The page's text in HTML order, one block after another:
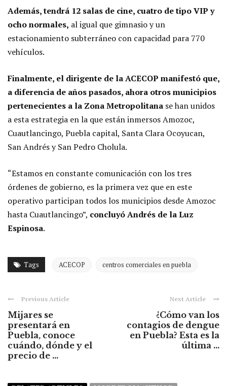
Además, tendrá 12 salas de cine, cuatro de tipo VIP y
ocho normales, al igual que gimnasio y un
estacionamiento subterráneo con capacidad para 770
vehículos.
Finalmente, el dirigente de la ACECOP manifestó que,
a diferencia de años pasados, ahora otros municipios
pertenecientes a la Zona Metropolitana se han unidos
a esta estrategia en la que están inmersos Amozoc,
Cuautlancingo, Puebla capital, Santa Clara Ocoyucan,
San Andrés y San Pedro Cholula.
“Estamos en constante comunicación con los tres
órdenes de gobierno, es la primera vez que en este
operativo participan todos los municipios desde Amozoc
hasta Cuautlancingo”, concluyó Andrés de la Luz
Espinosa.
Tags ACECOP centros comerciales en puebla
Previous Article
Mijares se
presentará en
Puebla, conoce
cuándo, dónde y el
precio de ...
Next Article
¿Cómo van los
contagios de dengue
en Puebla? Esta es la
última ...